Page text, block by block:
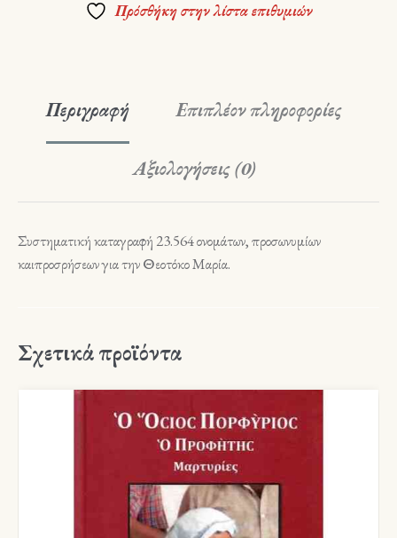
Πρόσθήκη στην λίστα επιθυμιών
Περιγραφή Επιπλέον πληροφορίες
Αξιολογήσεις (0)
Συστηματική καταγραφή 23.564 ονομάτων, προσωνυμίων
καιπροσρήσεων για την Θεοτόκο Μαρία.
Σχετικά προϊόντα